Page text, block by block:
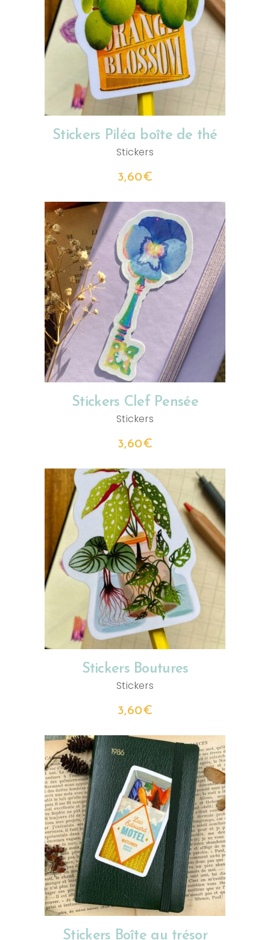
AJOUTER AU PANIER
Stickers Piléa boîte de thé
Stickers
3,60€
AJOUTER AU PANIER
Stickers Clef Pensée
Stickers
3,60€
AJOUTER AU PANIER
Stickers Boutures
Stickers
3,60€
AJOUTER AU PANIER
Stickers Boîte au trésor